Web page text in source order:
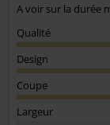
A voir sur la durée
Qualité
Design
Coupe
Largeur